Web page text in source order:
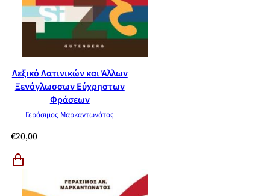
Λεξικό Λατινικών και Άλλων
Ξενόγλωσσων Εύχρηστων
Φράσεων
Γεράσιμος Μαρκαντωνάτος
€20,00